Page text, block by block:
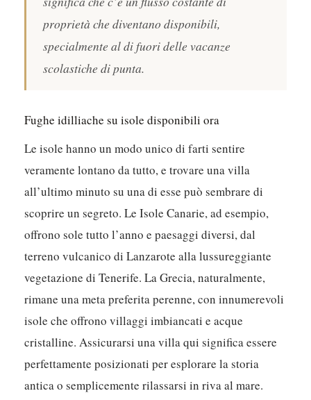
proprietà che diventano disponibili,
specialmente al di fuori delle vacanze
scolastiche di punta.
Fughe idilliache su isole disponibili ora
Le isole hanno un modo unico di farti sentire
veramente lontano da tutto, e trovare una villa
all’ultimo minuto su una di esse può sembrare di
scoprire un segreto. Le Isole Canarie, ad esempio,
offrono sole tutto l’anno e paesaggi diversi, dal
terreno vulcanico di Lanzarote alla lussureggiante
vegetazione di Tenerife. La Grecia, naturalmente,
rimane una meta preferita perenne, con innumerevoli
isole che offrono villaggi imbiancati e acque
cristalline. Assicurarsi una villa qui significa essere
perfettamente posizionati per esplorare la storia
antica o semplicemente rilassarsi in riva al mare.